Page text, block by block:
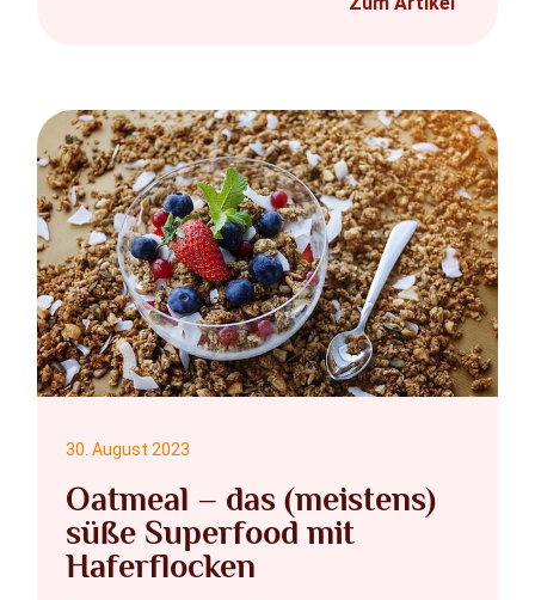
Oatmeal – das (meistens)
süße Superfood mit
Haferflocken
30. August 2023